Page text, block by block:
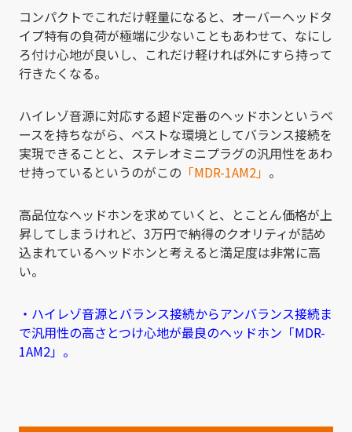
コンパクトでこれだけ軽量になると、オーバーヘッドタ
イプ特有の負荷が極端に少ないこともあわせて、なにし
ろ付け心地が良いし、これだけ軽ければ外にすら持って
行きたくなる。
ハイレゾ音源に対応する超ド定番のヘッドホンというベ
ースを持ちながら、ベストな環境としてバランス接続を
実現できることと、ステレオミニプラグの汎用性をあわ
せ持っているというのがこの 「MDR-1AM2」 。
高品位なヘッドホンを求めていくと、とことん価格が上
昇してしまうけれど、3万円で納得のクオリティが詰め
込まれているヘッドホンと考えると満足度は非常に高
い。
・ハイレゾ音源とバランス接続からアンバランス接続ま
で汎用性の高さとつけ心地が最良のヘッドホン「MDR-
1AM2」。